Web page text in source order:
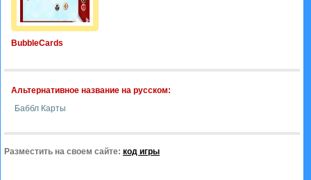
BubbleCards
Альтернативное название на русском:
Баббл Карты
Разместить на своем сайте: код игры